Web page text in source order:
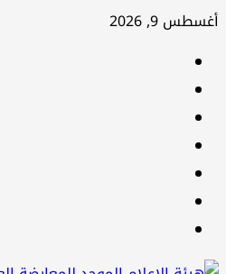
تخطي
أغسطس 9, 2026